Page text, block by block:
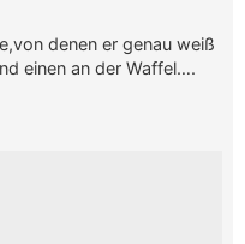
denen er genau weiß
einen an der Waffel….